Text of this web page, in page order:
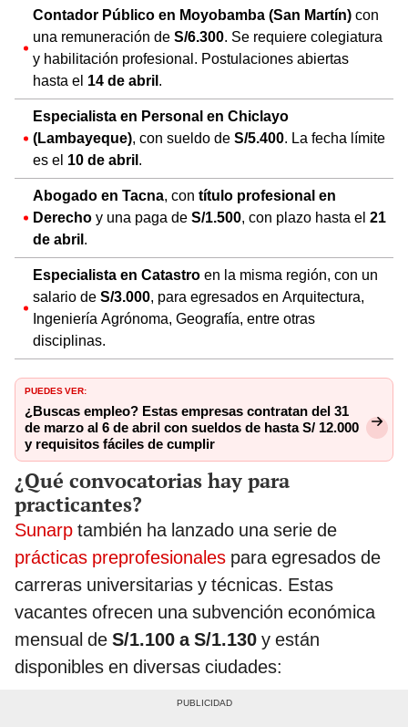
Contador Público en Moyobamba (San Martín) con
una remuneración de S/6.300. Se requiere colegiatura
y habilitación profesional. Postulaciones abiertas
hasta el 14 de abril.
Especialista en Personal en Chiclayo
(Lambayeque), con sueldo de S/5.400. La fecha límite
es el 10 de abril.
Abogado en Tacna, con título profesional en
Derecho y una paga de S/1.500, con plazo hasta el 21
de abril.
Especialista en Catastro en la misma región, con un
salario de S/3.000, para egresados en Arquitectura,
Ingeniería Agrónoma, Geografía, entre otras
disciplinas.
PUEDES VER:
¿Buscas empleo? Estas empresas contratan del 31
de marzo al 6 de abril con sueldos de hasta S/ 12.000
y requisitos fáciles de cumplir
¿Qué convocatorias hay para
practicantes?
Sunarp también ha lanzado una serie de
prácticas preprofesionales para egresados de
carreras universitarias y técnicas. Estas
vacantes ofrecen una subvención económica
mensual de S/1.100 a S/1.130 y están
disponibles en diversas ciudades: